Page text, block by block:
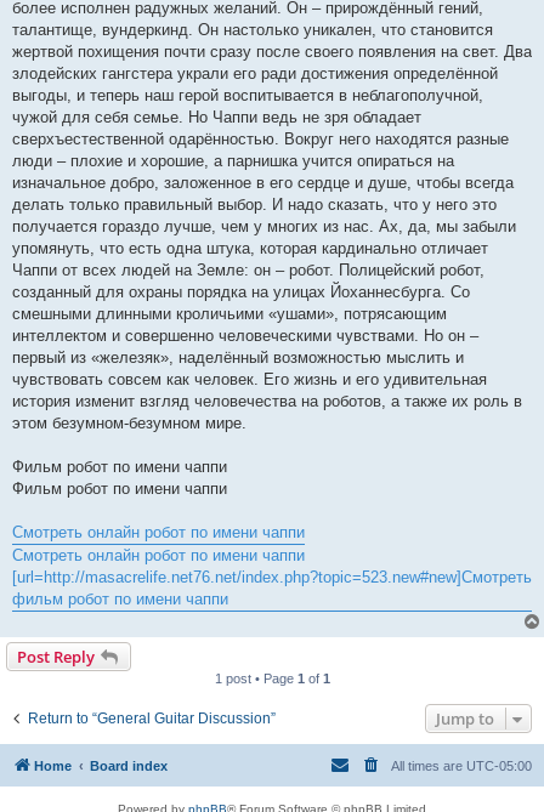
более исполнен радужных желаний. Он – прирождённый гений,
талантище, вундеркинд. Он настолько уникален, что становится
жертвой похищения почти сразу после своего появления на свет. Два
злодейских гангстера украли его ради достижения определённой
выгоды, и теперь наш герой воспитывается в неблагополучной,
чужой для себя семье. Но Чаппи ведь не зря обладает
сверхъестественной одарённостью. Вокруг него находятся разные
люди – плохие и хорошие, а парнишка учится опираться на
изначальное добро, заложенное в его сердце и душе, чтобы всегда
делать только правильный выбор. И надо сказать, что у него это
получается гораздо лучше, чем у многих из нас. Ах, да, мы забыли
упомянуть, что есть одна штука, которая кардинально отличает
Чаппи от всех людей на Земле: он – робот. Полицейский робот,
созданный для охраны порядка на улицах Йоханнесбурга. Со
смешными длинными кроличьими «ушами», потрясающим
интеллектом и совершенно человеческими чувствами. Но он –
первый из «железяк», наделённый возможностью мыслить и
чувствовать совсем как человек. Его жизнь и его удивительная
история изменит взгляд человечества на роботов, а также их роль в
этом безумном-безумном мире.
Фильм робот по имени чаппи
Фильм робот по имени чаппи
Смотреть онлайн робот по имени чаппи
Смотреть онлайн робот по имени чаппи
[url=http://masacrelife.net76.net/index.php?topic=523.new#new]Смотреть
фильм робот по имени чаппи
Post Reply
1 post • Page 1 of 1
Return to “General Guitar Discussion” Jump to
Home Board index All times are UTC-05:00
Powered by phpBB® Forum Software © phpBB Limited